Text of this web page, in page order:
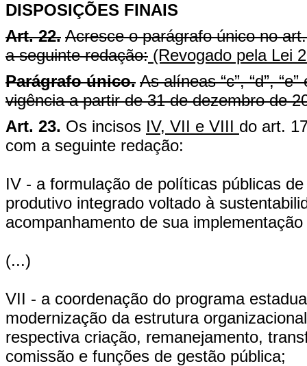
DISPOSIÇÕES FINAIS
Art. 22. Acresce o parágrafo único no
a seguinte redação: (Revogado pela Lei
Parágrafo único. As alíneas “c”, “d”,
vigência a partir de 31 de dezembro de
Art. 23. Os incisos IV, VII e VIII do art.
com a seguinte redação:
IV - a formulação de políticas públicas
produtivo integrado voltado à
acompanhamento de sua
(...)
VII - a coordenação do programa
modernização da estrutura
respectiva criação, remanejamento,
comissão e funções de gestão pública;